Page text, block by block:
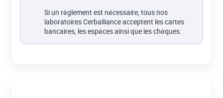
Si un règlement est nécessaire, tous nos
laboratoires Cerballiance acceptent les cartes
bancaires, les espèces ainsi que les chèques.